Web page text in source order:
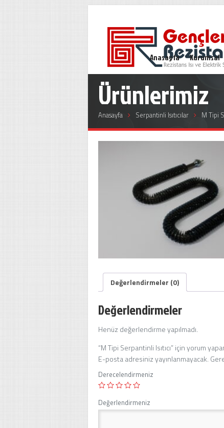
Anasayfa Kurumsal
Ürünlerimiz
Anasayfa Serpantinli Isıtıcılar M Tipi
Değerlendirmeler (0)
Değerlendirmeler
Henüz değerlendirme yapılmadı.
“M Tipi Serpantinli Isıtıcı” için yorum
E-posta adresiniz yayınlanmayacak.
Derecelendirmeniz
Değerlendirmeniz